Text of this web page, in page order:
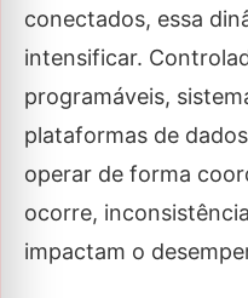
conectados, essa
intensificar.
programáveis,
plataformas de
operar de forma
ocorre,
impactam o